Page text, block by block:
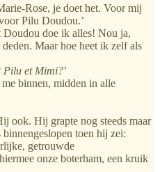
Rose, je doet het. Voor mij
Pilu Doudou.’
Doudou doe ik alles! Nou ja,
Maar hoe heet ik zelf als
Pilu et Mimi?’
binnen, midden in alle
ook. Hij grapte nog steeds maar
binnengeslopen toen hij zei:
getrouwde
onze boterham, een kruik